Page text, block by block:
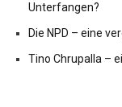
Unterfangen?
Die NPD – eine
Tino Chrupalla –